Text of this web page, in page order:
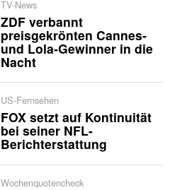
TV-News
ZDF verbannt
preisgekrönten Cannes-
und Lola-Gewinner in die
Nacht
US-Fernsehen
FOX setzt auf Kontinuität
bei seiner NFL-
Berichterstattung
Wochenquotencheck